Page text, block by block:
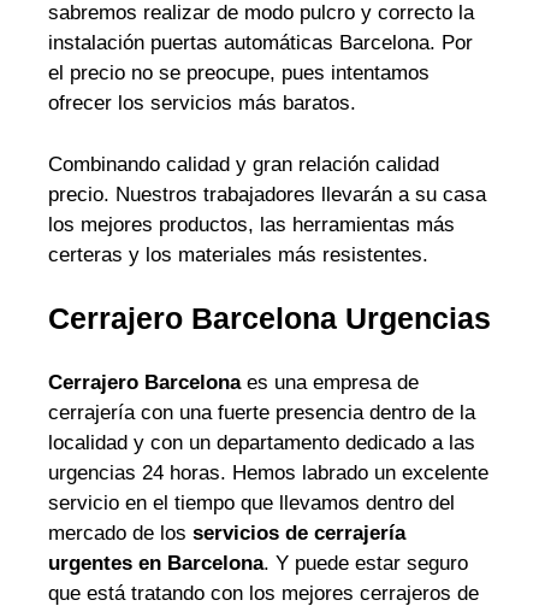
sabremos realizar de modo pulcro y correcto la
instalación puertas automáticas Barcelona. Por
el precio no se preocupe, pues intentamos
ofrecer los servicios más baratos.
Combinando calidad y gran relación calidad
precio. Nuestros trabajadores llevarán a su casa
los mejores productos, las herramientas más
certeras y los materiales más resistentes.
Cerrajero Barcelona Urgencias
Cerrajero Barcelonaes una empresa de
cerrajería con una fuerte presencia dentro de la
localidad y con un departamento dedicado a las
urgencias 24 horas. Hemos labrado un excelente
servicio en el tiempo que llevamos dentro del
mercado de los servicios de cerrajería
urgentes en Barcelona. Y puede estar seguro
que está tratando con los mejores cerrajeros de